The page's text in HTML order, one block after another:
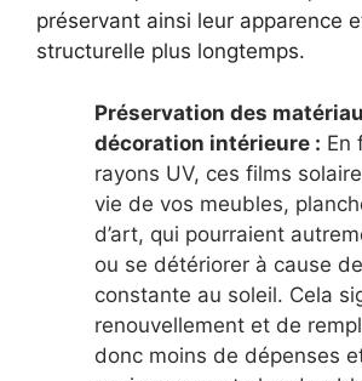
préservant ainsi leur apparence
structurelle plus longtemps.
Préservation des
décoration intérieure : En
rayons UV, ces films
vie de vos meubles,
d’art, qui pourraient
ou se détériorer à cause
constante au soleil. Cela
renouvellement et de
donc moins de dépenses